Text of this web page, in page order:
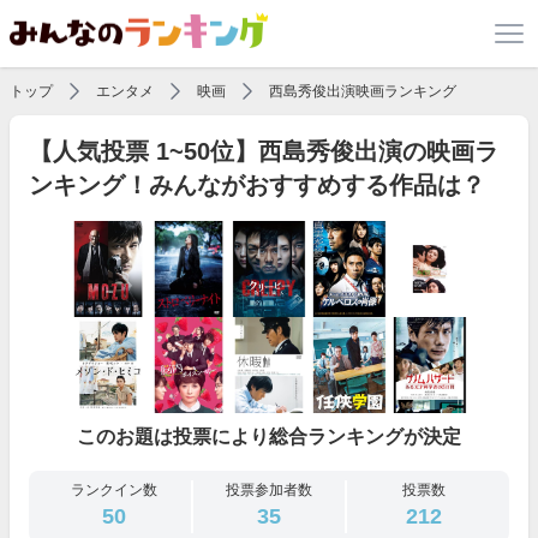
トップ エンタメ 映画 西島秀俊出演映画ランキング
【人気投票 1~50位】西島秀俊出演の映画ラ
ンキング！みんながおすすめする作品は？
このお題は投票により総合ランキングが決定
ランクイン数
50
投票参加者数
35
投票数
212